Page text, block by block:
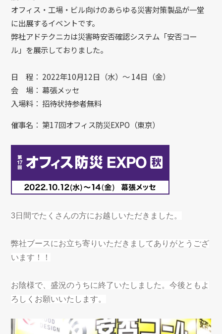
オフィス・工場・ビル向けのあらゆる災害対策製品が一堂
に出展するイベントです。
弊社アドテクニカは災害時安否確認システム「安否コー
ル」を展示しておりました。
日 程： 2022年10月12日（水）～ 14日（金）
会 場： 幕張メッセ
入場料： 招待状持参者無料
催事名： 第17回オフィス防災EXPO（東京）
3日間でたくさんの方にお越しいただきました。
弊社ブースにお立ち寄りいただきましてありがとうござ
います！！
お陰様で、盛況のうちに終了いたしました。今後ともよ
ろしくお願いいたします。